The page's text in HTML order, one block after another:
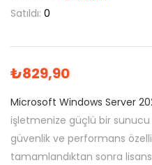
Satıldı: 0
₺829,90
Microsoft Windows Server
işletmenize güçlü bir sunucu
güvenlik ve performans
tamamlandıktan sonra